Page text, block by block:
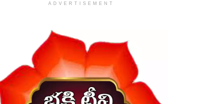
ADVERTISEMENT